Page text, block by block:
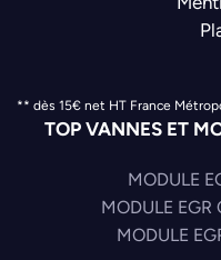
** dès 15€ net HT France
TOP VANNES ET
MODULE
MODULE
MODULE